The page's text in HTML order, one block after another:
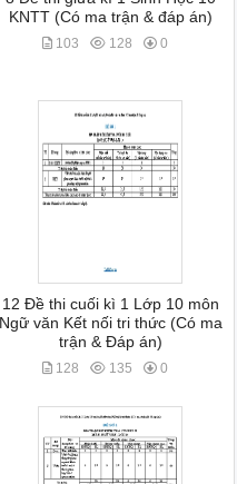
KNTT (Có ma trận & đáp án)
103 128 0
12 Đề thi cuối kì 1 Lớp 10 môn
Ngữ văn Kết nối tri thức (Có ma
trận & Đáp án)
128 135 0